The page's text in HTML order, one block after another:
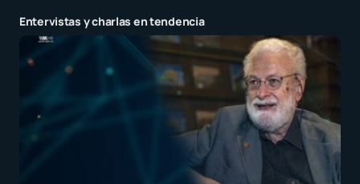
Entervistas y charlas en tendencia